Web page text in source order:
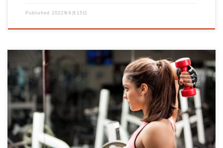
Published 2022年6月15日
パーソナルトレーナーの大石です！ 今日は脂肪の値段について
です。 最近食品やお酒の値段が高騰 […]